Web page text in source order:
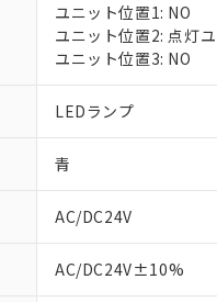
ユニット位置1: NO
ユニット位置2: 点灯
ユニット位置3: NO
LEDランプ
青
AC/DC24V
AC/DC24V±10%
ご利用条件
※1 対応状況
調査・確認中：
非該当品：ライセ
仕入先様の事情に
があります。
※1 中国